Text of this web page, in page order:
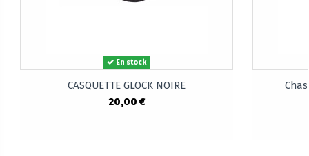
En stock
CASQUETTE GLOCK NOIRE
20,00 €